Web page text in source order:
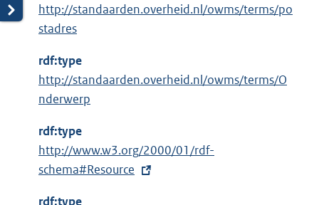
http://standaarden.overheid.nl/owms/terms/po
stadres
rdf:type
http://standaarden.overheid.nl/owms/terms/O
nderwerp
rdf:type
E
x
http://www.w3.org/2000/01/rdf-
schema#Resource
rdf:type